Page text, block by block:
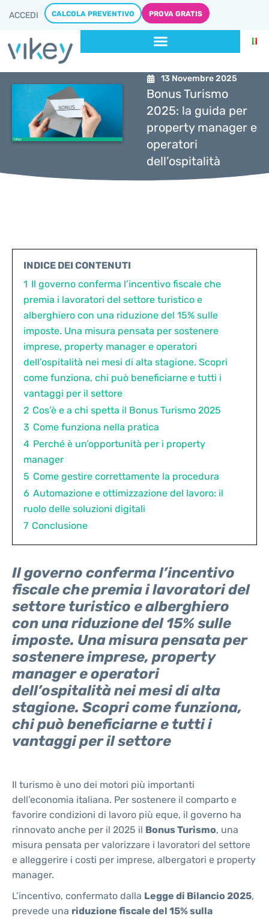
ACCEDI CALCOLA PREVENTIVO PROVA GRATIS
13 Novembre 2025
Bonus Turismo
2025: la guida per
property manager e
operatori
dell’ospitalità
INDICE DEI CONTENUTI
1 Il governo conferma l’incentivo fiscale che
premia i lavoratori del settore turistico e
alberghiero con una riduzione del 15% sulle
imposte. Una misura pensata per sostenere
imprese, property manager e operatori
dell’ospitalità nei mesi di alta stagione. Scopri
come funziona, chi può beneficiarne e tutti i
vantaggi per il settore
2 Cos’è e a chi spetta il Bonus Turismo 2025
3 Come funziona nella pratica
4 Perché è un’opportunità per i property
manager
5 Come gestire correttamente la procedura
6 Automazione e ottimizzazione del lavoro: il
ruolo delle soluzioni digitali
7 Conclusione
Il governo conferma l’incentivo
fiscale che premia i lavoratori del
settore turistico e alberghiero
con una riduzione del 15% sulle
imposte. Una misura pensata per
sostenere imprese, property
manager e operatori
dell’ospitalità nei mesi di alta
stagione. Scopri come funziona,
chi può beneficiarne e tutti i
vantaggi per il settore
Il turismo è uno dei motori più importanti
dell’economia italiana. Per sostenere il comparto e
favorire condizioni di lavoro più eque, il governo ha
rinnovato anche per il 2025 il Bonus Turismo, una
misura pensata per valorizzare i lavoratori del settore
e alleggerire i costi per imprese, albergatori e property
manager.
L’incentivo, confermato dalla Legge di Bilancio 2025,
prevede una riduzione fiscale del 15% sulla